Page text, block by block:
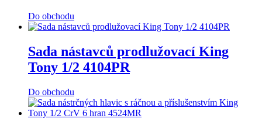
Do obchodu
Sada nástavců prodlužovací King
Tony 1/2 4104PR
Do obchodu